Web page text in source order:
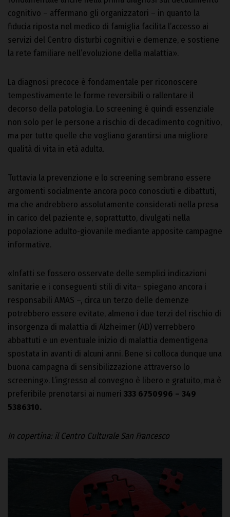
cognitivo – affermano gli organizzatori – in quanto la
fiducia riposta nel medico di famiglia facilita l’accesso ai
servizi del Centro disturbi cognitivi e demenze, e sostiene
la rete familiare nell’evoluzione della malattia».
La diagnosi precoce è fondamentale per riconoscere
tempestivamente le forme reversibili o rallentare il
decorso della patologia. Lo screening è quindi essenziale
non solo per le persone a rischio di decadimento cognitivo,
ma per tutte quelle che vogliano garantirsi una migliore
qualità di vita in età adulta.
Tuttavia la prevenzione e lo screening sembrano essere
argomenti socialmente ancora poco conosciuti e dibattuti,
ma che andrebbero assolutamente considerati nella presa
in carico del paziente e, soprattutto, divulgati nella
popolazione adulto-giovanile mediante apposite campagne
informative.
«Infatti se fossero osservate delle semplici indicazioni
sanitarie e i conseguenti stili di vita– spiegano ancora i
responsabili AMAS –, circa un terzo delle demenze
potrebbero essere evitate, almeno i due terzi del rischio di
insorgenza di malattia di Alzheimer (AD) verrebbero
abbattuti e un eventuale inizio di malattia dementigena
spostata in avanti di alcuni anni. Bene si colloca dunque una
buona campagna di sensibilizzazione attraverso lo
screening». L’ingresso al convegno è libero e gratuito, ma è
preferibile prenotarsi ai numeri 333 6750996 – 349
5386310.
In copertina: il Centro Culturale San Francesco